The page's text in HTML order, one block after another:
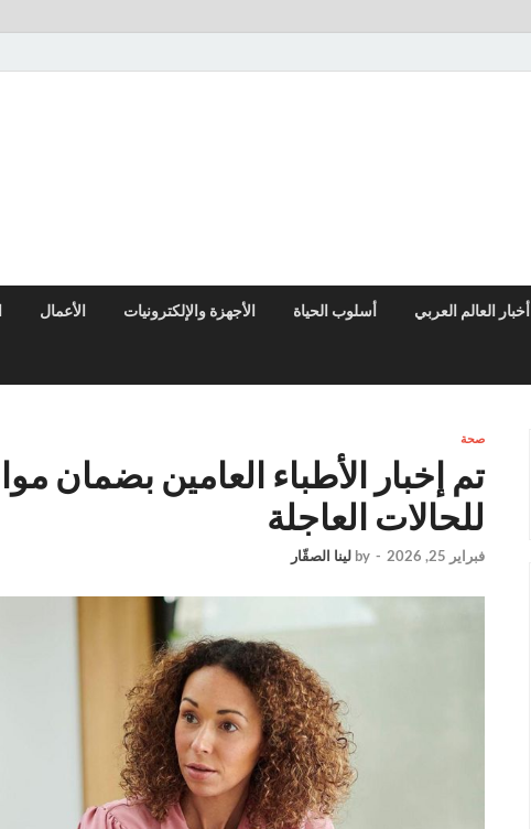
أخبار العالم العربي أسلوب الحياة الأجهزة والإلكترونيات الأعمال
صحة
تم إخبار الأطباء العامين بضمان
للحالات العاجلة
فبراير 25, 2026 -
by لينا الصقّار